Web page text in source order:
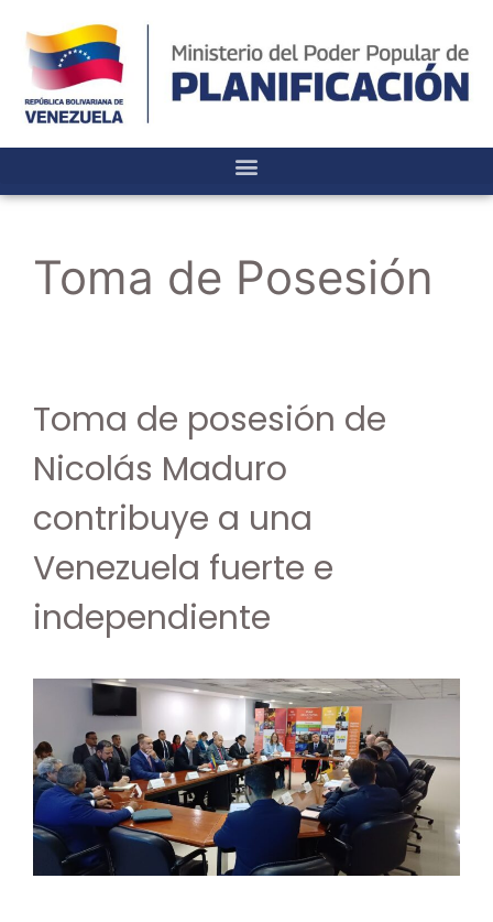
Toma de Posesión
Toma de posesión de
Nicolás Maduro
contribuye a una
Venezuela fuerte e
independiente